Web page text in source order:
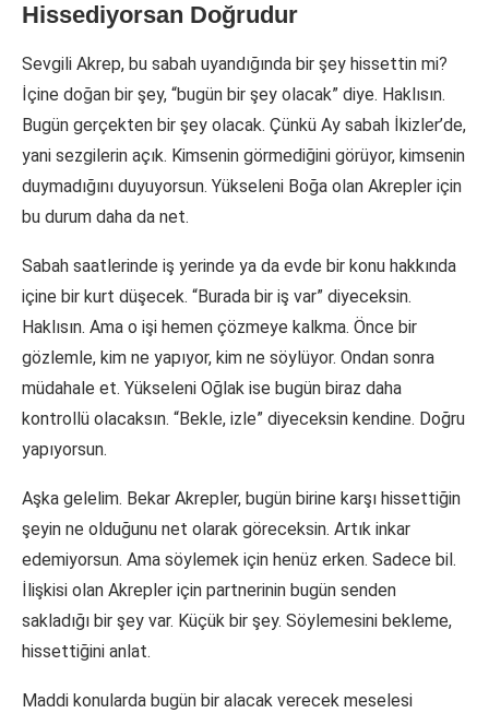
Hissediyorsan Doğrudur
Sevgili Akrep, bu sabah uyandığında bir şey hissettin mi?
İçine doğan bir şey, “bugün bir şey olacak” diye. Haklısın.
Bugün gerçekten bir şey olacak. Çünkü Ay sabah İkizler’de,
yani sezgilerin açık. Kimsenin görmediğini görüyor, kimsenin
duymadığını duyuyorsun. Yükseleni Boğa olan Akrepler için
bu durum daha da net.
Sabah saatlerinde iş yerinde ya da evde bir konu hakkında
içine bir kurt düşecek. “Burada bir iş var” diyeceksin.
Haklısın. Ama o işi hemen çözmeye kalkma. Önce bir
gözlemle, kim ne yapıyor, kim ne söylüyor. Ondan sonra
müdahale et. Yükseleni Oğlak ise bugün biraz daha
kontrollü olacaksın. “Bekle, izle” diyeceksin kendine. Doğru
yapıyorsun.
Aşka gelelim. Bekar Akrepler, bugün birine karşı hissettiğin
şeyin ne olduğunu net olarak göreceksin. Artık inkar
edemiyorsun. Ama söylemek için henüz erken. Sadece bil.
İlişkisi olan Akrepler için partnerinin bugün senden
sakladığı bir şey var. Küçük bir şey. Söylemesini bekleme,
hissettiğini anlat.
Maddi konularda bugün bir alacak verecek meselesi